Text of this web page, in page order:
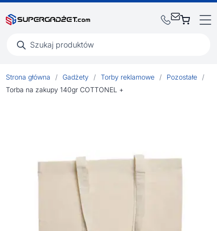
produktów
Strona główna / Gadżety / Torby reklamowe / Pozostałe
/
Torba na zakupy 140gr COTTONEL +